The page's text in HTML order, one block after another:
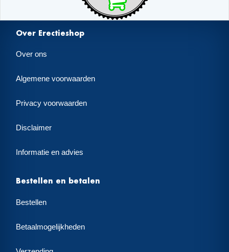
Over Erectieshop
Over ons
Algemene voorwaarden
Privacy voorwaarden
Disclaimer
Informatie en advies
Bestellen en betalen
Bestellen
Betaalmogelijkheden